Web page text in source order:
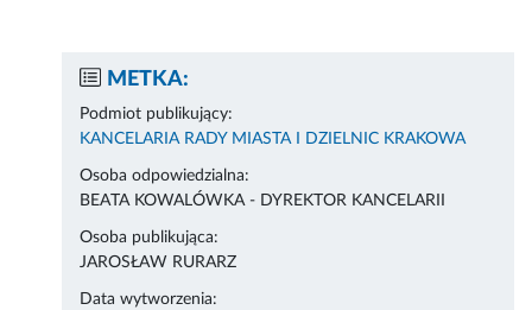
METKA:
Podmiot publikujący:
KANCELARIA RADY MIASTA I DZIELNIC KRAKOWA
Osoba odpowiedzialna:
BEATA KOWALÓWKA - DYREKTOR KANCELARII
Osoba publikująca:
JAROSŁAW RURARZ
Data wytworzenia: